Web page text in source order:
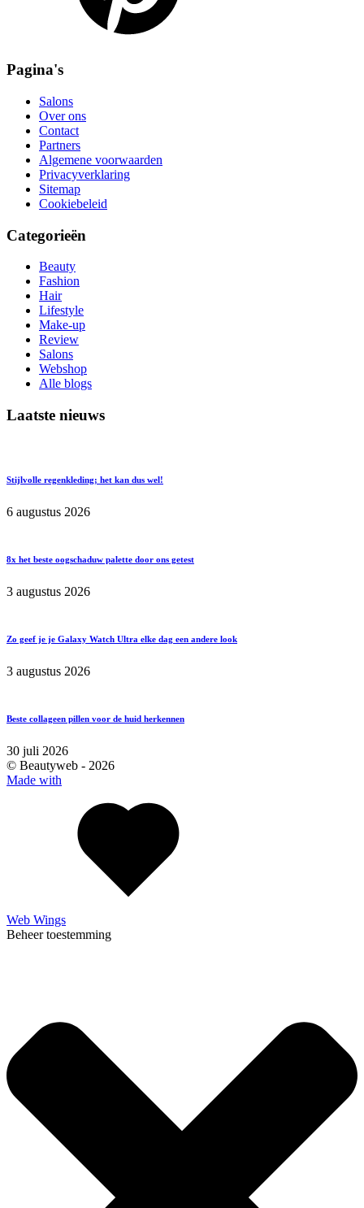
Pagina's
Salons
Over ons
Contact
Partners
Algemene voorwaarden
Privacyverklaring
Sitemap
Cookiebeleid
Categorieën
Beauty
Fashion
Hair
Lifestyle
Make-up
Review
Salons
Webshop
Alle blogs
Laatste nieuws
Stijlvolle regenkleding; het kan dus wel!
6 augustus 2026
8x het beste oogschaduw palette door ons getest
3 augustus 2026
Zo geef je je Galaxy Watch Ultra elke dag een andere look
3 augustus 2026
Beste collageen pillen voor de huid herkennen
30 juli 2026
© Beautyweb - 2026
Made with
Web Wings
Beheer toestemming